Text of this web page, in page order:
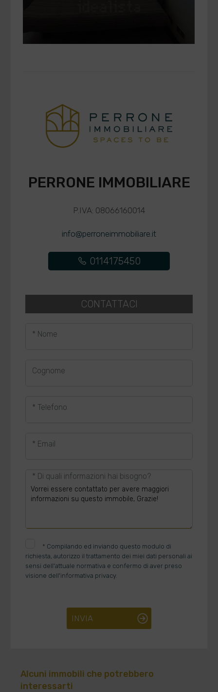
PERRONE IMMOBILIARE
P.IVA: 08066160014
info@perroneimmobiliare.it
0114175450
CONTATTACI
* Nome
Cognome
* Telefono
* Email
* Di quali informazioni hai bisogno?
* Compilando ed inviando questo modulo di
richiesta, autorizzo il trattamento dei miei dati personali ai
sensi dell'attuale normativa e confermo di aver preso
visione dell'informativa privacy.
INVIA
Alcuni immobili che potrebbero
interessarti